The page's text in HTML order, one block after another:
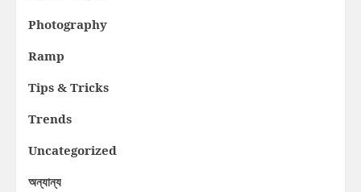
Photography
Ramp
Tips & Tricks
Trends
Uncategorized
অন্যান্য